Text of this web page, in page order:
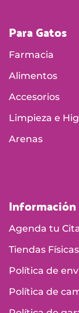
Para Gatos
Farmacia
Alimentos
Accesorios
Limpieza e
Arenas
Información
Agenda tu
Tiendas Físicas
Política de
Política de